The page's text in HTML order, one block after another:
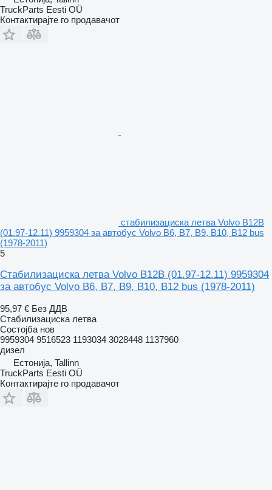
TruckParts Eesti OÜ
Контактирајте го продавачот
стабилизациска летва Volvo B12B
(01.97-12.11) 9959304 за автобус Volvo B6, B7, B9, B10, B12 bus
(1978-2011)
5
Стабилизациска летва Volvo B12B (01.97-12.11) 9959304
за автобус Volvo B6, B7, B9, B10, B12 bus (1978-2011)
95,97 € Без ДДВ
Стабилизациска летва
Состојба нов
9959304 9516523 1193034 3028448 1137960
дизел
Естонија, Tallinn
TruckParts Eesti OÜ
Контактирајте го продавачот